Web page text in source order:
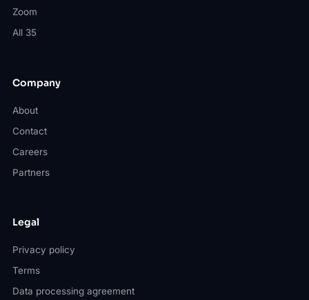
Zoom
All 35
Company
About
Contact
Careers
Partners
Legal
Privacy policy
Terms
Data processing agreement